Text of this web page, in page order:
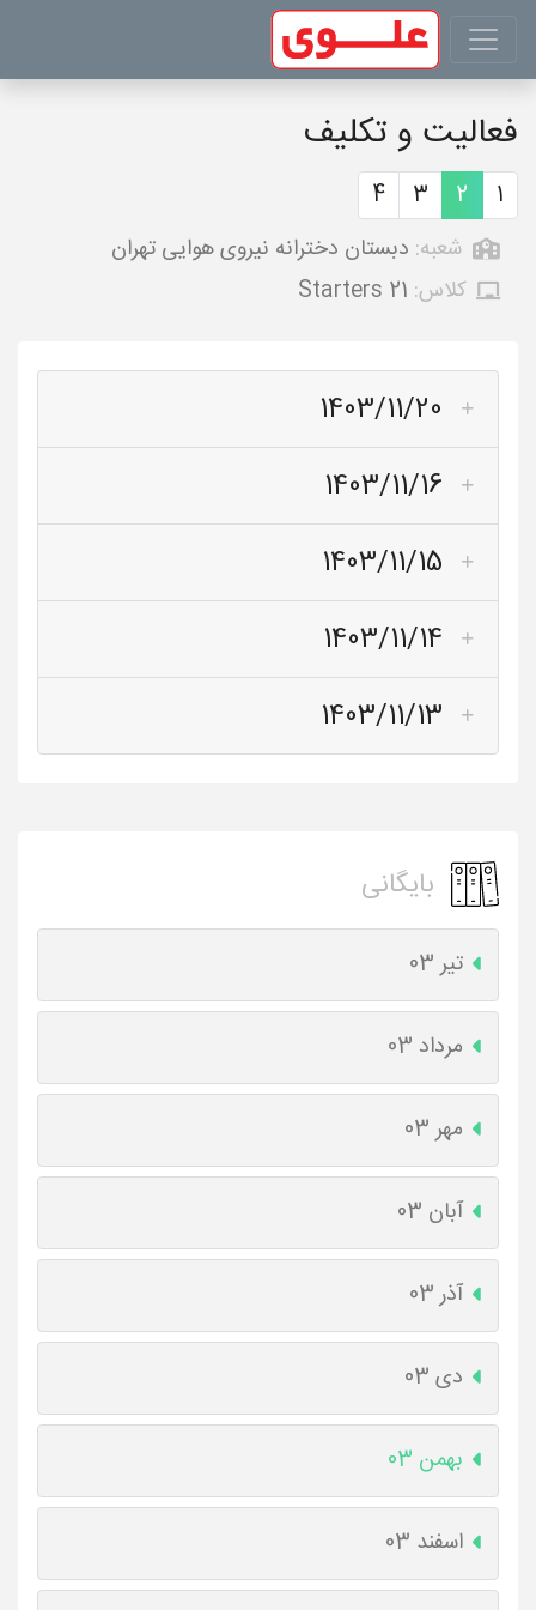
فعالیت و تکلیف
1
2
3
4
شعبه: دبستان دخترانه نیروی هوایی تهران
کلاس: Starters 21
1403/11/20
1403/11/16
1403/11/15
1403/11/14
1403/11/13
بایگانی
تیر 03
مرداد 03
مهر 03
آبان 03
آذر 03
دی 03
بهمن 03
اسفند 03